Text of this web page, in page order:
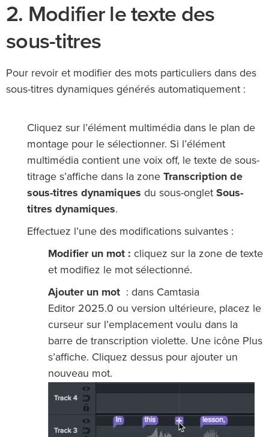
2. Modifier le texte des
sous-titres
Pour revoir et modifier des mots particuliers dans des
sous-titres dynamiques générés automatiquement :
Cliquez sur l’élément multimédia dans le plan de
montage pour le sélectionner. Si l’élément
multimédia contient une voix off, le texte de sous-
titrage s’affiche dans la zone Transcription de
sous-titres dynamiques du sous-onglet Sous-
titres dynamiques.
Effectuez l’une des modifications suivantes :
Modifier un mot : cliquez sur la zone de texte
et modifiez le mot sélectionné.
Ajouter un mot
: dans Camtasia
Editor 2025.0 ou version ultérieure, placez le
curseur sur l’emplacement voulu dans la
barre de transcription violette. Une icône Plus
s’affiche. Cliquez dessus pour ajouter un
nouveau mot.